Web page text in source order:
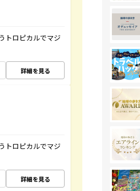
トロピカルでマジ
詳細を見る
トロピカルでマジ
詳細を見る